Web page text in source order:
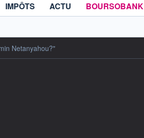
IMPÔTS ACTU
BOURSOBANK
Netanyahou?"